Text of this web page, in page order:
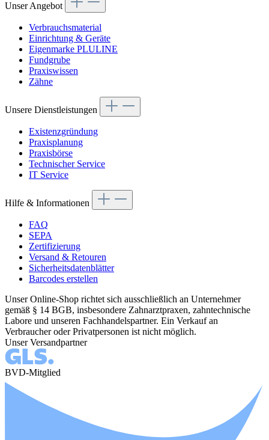
Unser Angebot
Verbrauchsmaterial
Einrichtung & Geräte
Eigenmarke PLULINE
Fundgrube
Praxiswissen
Zähne
Unsere Dienstleistungen
Existenzgründung
Praxisplanung
Praxisbörse
Technischer Service
IT Service
Hilfe & Informationen
FAQ
SEPA
Zertifizierung
Versand & Retouren
Sicherheitsdatenblätter
Barcodes erstellen
Unser Online-Shop richtet sich ausschließlich an Unternehmer
gemäß § 14 BGB, insbesondere Zahnarztpraxen, zahntechnische
Labore und unseren Fachhandelspartner. Ein Verkauf an
Verbraucher oder Privatpersonen ist nicht möglich.
Unser Versandpartner
BVD-Mitglied